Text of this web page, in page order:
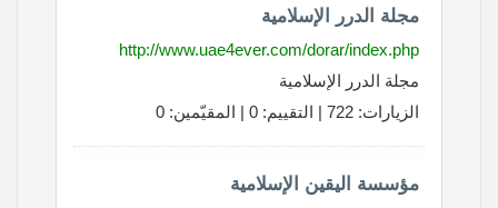
مجلة الدرر الإسلامية
http://www.uae4ever.com/dorar/index.php
مجلة الدرر الإسلامية
الزيارات: 722 | التقييم: 0 | المقيّمين: 0
مؤسسة اليقين الإسلامية